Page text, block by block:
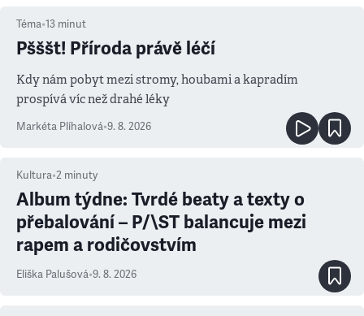
Téma•13 minut
Pšššt! Příroda právě léčí
Kdy nám pobyt mezi stromy, houbami a kapradím
prospívá víc než drahé léky
Markéta Plíhalová•9. 8. 2026
Kultura•2 minuty
Album týdne: Tvrdé beaty a texty o
přebalování – P/\ST balancuje mezi
rapem a rodičovstvím
Eliška Palušová•9. 8. 2026